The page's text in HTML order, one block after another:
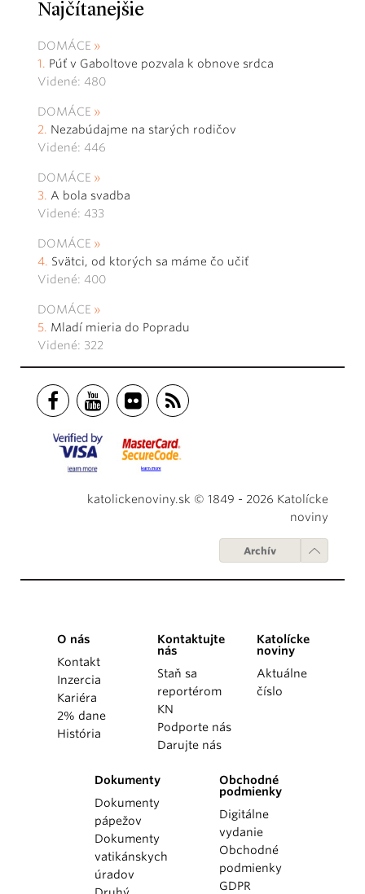
Najčítanejšie
DOMÁCE
Púť v Gaboltove pozvala k obnove srdca
Videné: 480
DOMÁCE
Nezabúdajme na starých rodičov
Videné: 446
DOMÁCE
A bola svadba
Videné: 433
DOMÁCE
Svätci, od ktorých sa máme čo učiť
Videné: 400
DOMÁCE
Mladí mieria do Popradu
Videné: 322
katolickenoviny.sk © 1849 - 2026 Katolícke
noviny
Archív
O nás
Kontakt
Inzercia
Kariéra
2% dane
História
Kontaktujte
nás
Staň sa
reportérom
KN
Podporte nás
Darujte nás
Katolícke
noviny
Aktuálne
číslo
Dokumenty
Dokumenty
pápežov
Dokumenty
vatikánskych
úradov
Obchodné
podmienky
Digitálne
vydanie
Obchodné
podmienky
GDPR